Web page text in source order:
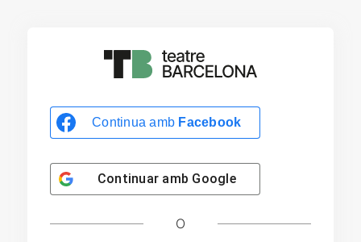
Continua amb Facebook
Continuar amb Google
O